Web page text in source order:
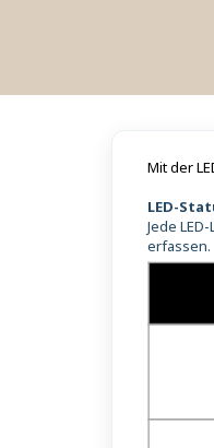
Mit der
LED-
Jede
erfassen.